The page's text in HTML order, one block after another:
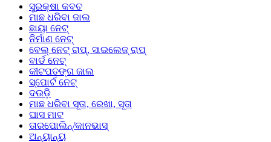
ସୁରକ୍ଷା କବଚ
ମାଛ ଧରିବା ଜାଲ
ଛାୟା ନେଟ୍
ନିର୍ମାଣ ନେଟ୍
ବେଲ୍ ନେଟ୍ ରାପ୍, ସାଇଲେଜ୍ ରାପ୍
ବାର୍ଡ ନେଟ୍
କୀଟପତଙ୍ଗ ଜାଲ
ସ୍ପୋର୍ଟ ନେଟ୍
ଦଉଡ଼ି
ମାଛ ଧରିବା ସୂତା, ରେଖା, ସୂତା
ଘାସ ମାଟ
ତାରପୋଲିନ୍/କାନଭାସ୍
ଅନ୍ୟାନ୍ୟ